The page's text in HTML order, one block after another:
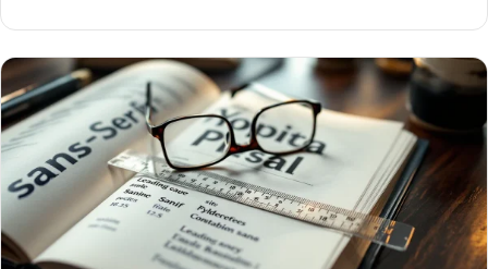
резултати и места, където технологията все още се
проваля.